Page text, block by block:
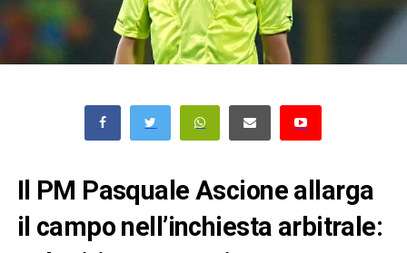
Il PM Pasquale Ascione allarga
il campo nell’inchiesta arbitrale: